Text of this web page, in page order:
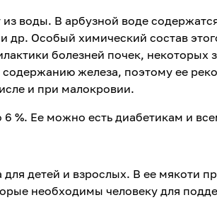
из воды. В арбузной воде
др. Особый химический состав
болезней почек, некоторых
железа, поэтому ее
и при малокровии.
6 %. Ее можно есть диабетикам и
детей и взрослых. В ее мякоти
необходимы человеку для